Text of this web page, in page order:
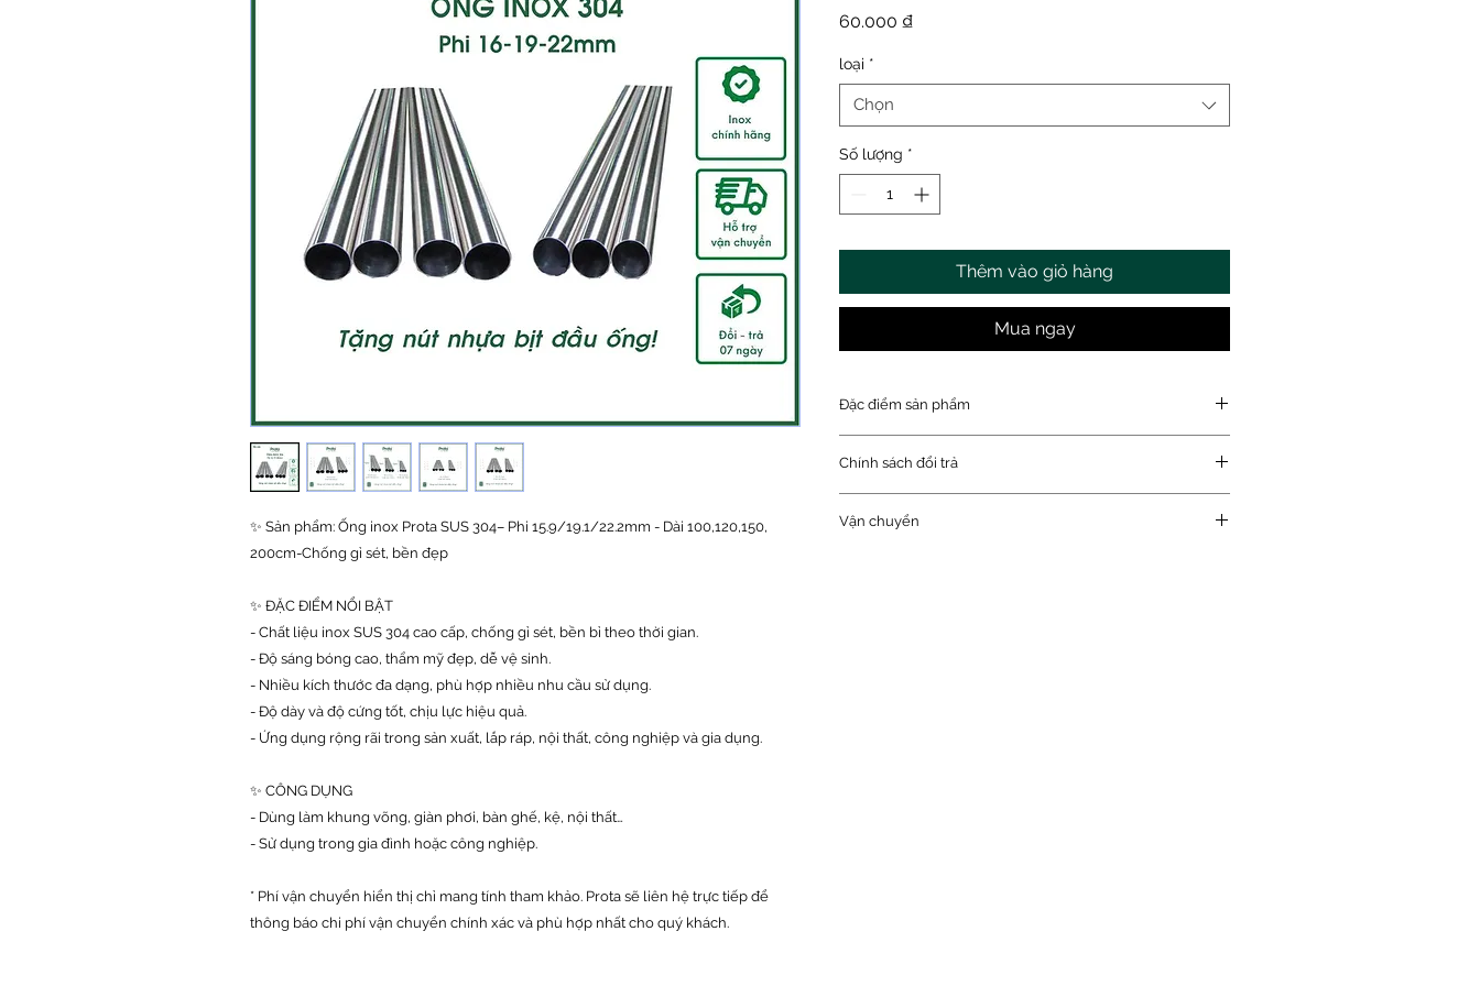
✨ Sản phẩm: Ống inox Prota SUS 304– Phi 15.9/19.1/22.2mm - Dài 100,120,150,
200cm-Chống gỉ sét, bền đẹp
✨ ĐẶC ĐIỂM NỔI BẬT
- Chất liệu inox SUS 304 cao cấp, chống gỉ sét, bền bỉ theo thời gian.
- Độ sáng bóng cao, thẩm mỹ đẹp, dễ vệ sinh.
- Nhiều kích thước đa dạng, phù hợp nhiều nhu cầu sử dụng.
- Độ dày và độ cứng tốt, chịu lực hiệu quả.
- Ứng dụng rộng rãi trong sản xuất, lắp ráp, nội thất, công nghiệp và gia dụng.
✨ CÔNG DỤNG
- Dùng làm khung võng, giàn phơi, bàn ghế, kệ, nội thất…
- Sử dụng trong gia đình hoặc công nghiệp.
* Phí vận chuyển hiển thị chỉ mang tính tham khảo. Prota sẽ liên hệ trực tiếp để
thông báo chi phí vận chuyển chính xác và phù hợp nhất cho quý khách.
60.000 ₫Giá
loại *
Chọn
Số lượng *
Thêm vào giỏ hàng
Mua ngay
Đặc điểm sản phẩm
- Kích thước:
+ Phi 22.2mm – Dài 120/150/200cm
+ Phi 19.1mm – Dài 100/120/150cm
Chính sách đổi trả
Vận chuyển